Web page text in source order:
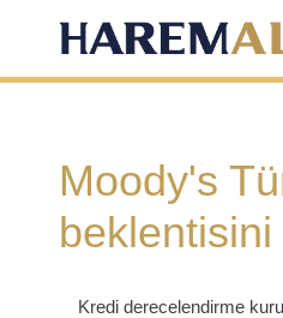
Moody's
Kredi derecelendirme